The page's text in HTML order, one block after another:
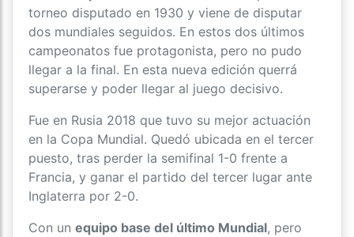
torneo disputado en 1930 y viene de disputar
dos mundiales seguidos. En estos dos últimos
campeonatos fue protagonista, pero no pudo
llegar a la final. En esta nueva edición querrá
superarse y poder llegar al juego decisivo.
Fue en Rusia 2018 que tuvo su mejor actuación
en la Copa Mundial. Quedó ubicada en el tercer
puesto, tras perder la semifinal 1-0 frente a
Francia, y ganar el partido del tercer lugar ante
Inglaterra por 2-0.
Con un equipo base del último Mundial, pero